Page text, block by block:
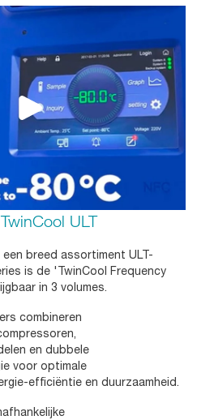
ULT
breed assortiment ULT-
is de 'TwinCool Frequency
in 3 volumes.
combineren
en dubbele
voor optimale
efficiëntie en duurzaamheid.